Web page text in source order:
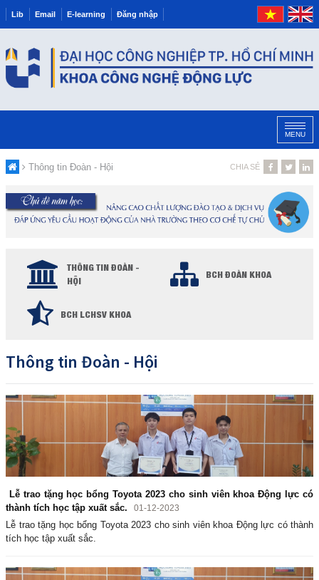
Lib Email E-learning Đăng nhập
MENU
Thông tin Đoàn - Hội CHIA SẺ
THÔNG TIN ĐOÀN -
HỘI
BCH ĐOÀN KHOA
BCH LCHSV KHOA
Thông tin Đoàn - Hội
Lễ trao tặng học bổng Toyota 2023 cho sinh viên khoa Động lực có
thành tích học tập xuất sắc.
01-12-2023
Lễ trao tặng học bổng Toyota 2023 cho sinh viên khoa Động lực có thành
tích học tập xuất sắc.